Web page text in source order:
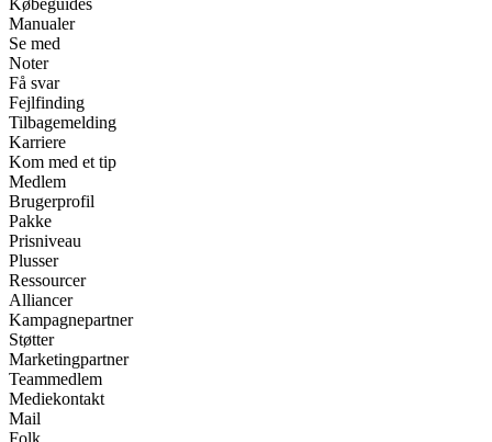
Købeguides
Manualer
Se med
Noter
Få svar
Fejlfinding
Tilbagemelding
Karriere
Kom med et tip
Medlem
Brugerprofil
Pakke
Prisniveau
Plusser
Ressourcer
Alliancer
Kampagnepartner
Støtter
Marketingpartner
Teammedlem
Mediekontakt
Mail